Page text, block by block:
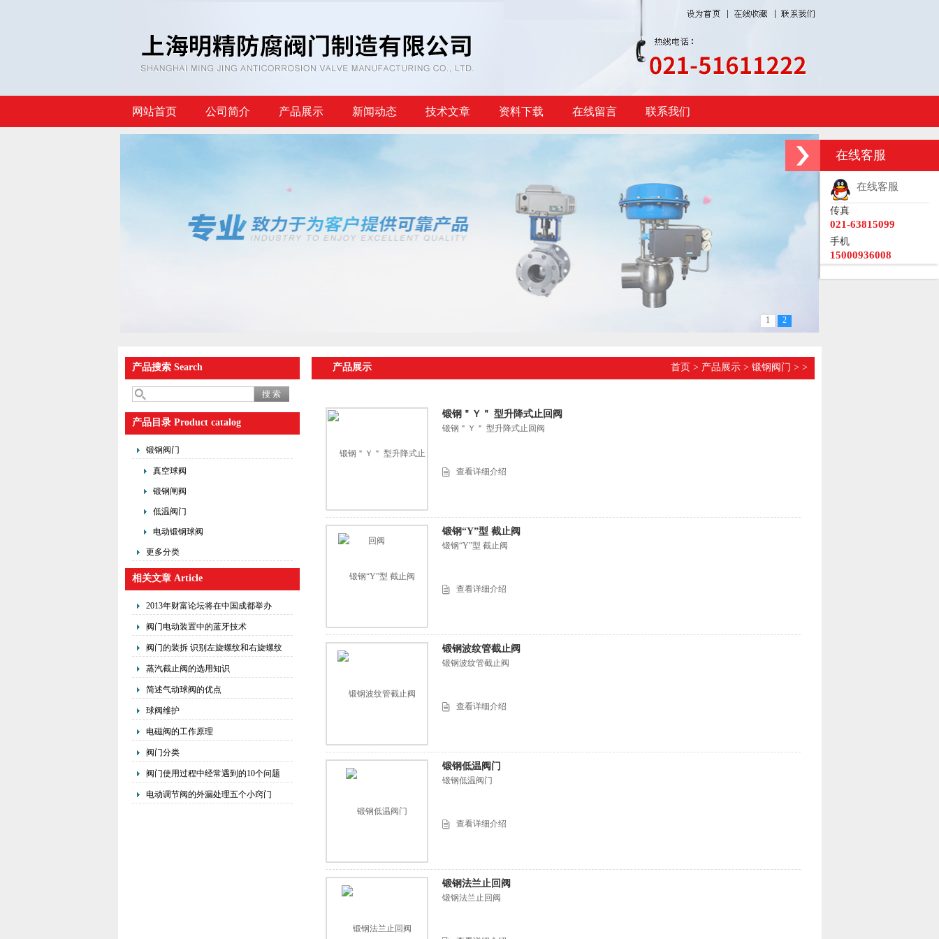
网站首页 公司简介 产品展示 新闻动态 技术文章 资料下载 在线留言 联系我们
1 2
产品搜索 Search
产品目录 Product catalog
锻钢阀门
真空球阀
锻钢闸阀
低温阀门
电动锻钢球阀
更多分类
相关文章 Article
2013年财富论坛将在中国成都举办
阀门电动装置中的蓝牙技术
阀门的装拆 识别左旋螺纹和右旋螺纹
蒸汽截止阀的选用知识
简述气动球阀的优点
球阀维护
电磁阀的工作原理
阀门分类
阀门使用过程中经常遇到的10个问题
电动调节阀的外漏处理五个小窍门
产品展示 首页 > 产品展示> 锻钢阀门 > >
锻钢＂Ｙ＂ 型升降式止回阀
锻钢＂Ｙ＂ 型升降式止回阀
查看详细介绍
锻钢“Y”型 截止阀
锻钢“Y”型 截止阀
查看详细介绍
锻钢波纹管截止阀
锻钢波纹管截止阀
查看详细介绍
锻钢低温阀门
锻钢低温阀门
查看详细介绍
锻钢法兰止回阀
锻钢法兰止回阀
在线客服
在线客服
传真
021-63815099
手机
15000936008